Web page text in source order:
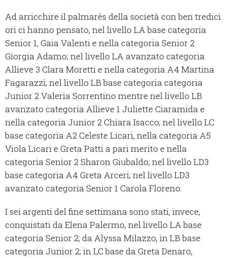
Ad arricchire il palmarès della società con ben tredici
ori ci hanno pensato, nel livello LA base categoria
Senior 1, Gaia Valenti e nella categoria Senior 2
Giorgia Adamo; nel livello LA avanzato categoria
Allieve 3 Clara Moretti e nella categoria A4 Martina
Fagarazzi; nel livello LB base categoria categoria
Junior 2 Valeria Sorrentino mentre nel livello LB
avanzato categoria Allieve 1 Juliette Ciaramida e
nella categoria Junior 2 Chiara Isacco; nel livello LC
base categoria A2 Celeste Licari, nella categoria A5
Viola Licari e Greta Patti a pari merito e nella
categoria Senior 2 Sharon Giubaldo; nel livello LD3
base categoria A4 Greta Arceri; nel livello LD3
avanzato categoria Senior 1 Carola Floreno.
I sei argenti del fine settimana sono stati, invece,
conquistati da Elena Palermo, nel livello LA base
categoria Senior 2; da Alyssa Milazzo, in LB base
categoria Junior 2; in LC base da Greta Denaro,